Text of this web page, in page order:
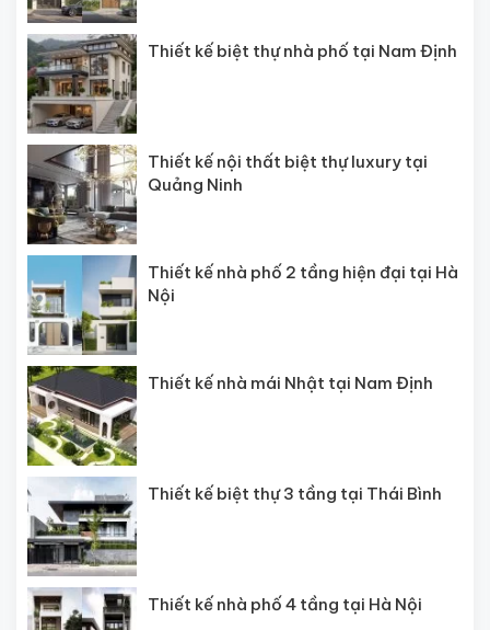
Thiết kế biệt thự nhà phố tại Nam Định
Thiết kế nội thất biệt thự luxury tại
Quảng Ninh
Thiết kế nhà phố 2 tầng hiện đại tại Hà
Nội
Thiết kế nhà mái Nhật tại Nam Định
Thiết kế biệt thự 3 tầng tại Thái Bình
Thiết kế nhà phố 4 tầng tại Hà Nội